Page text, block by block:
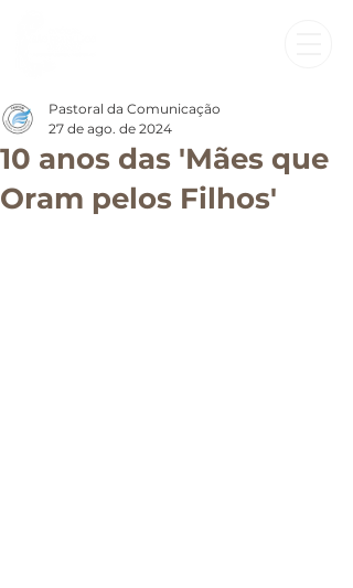
10 anos das 'Mães que
Oram pelos Filhos'
Pastoral da Comunicação
27 de ago. de 2024